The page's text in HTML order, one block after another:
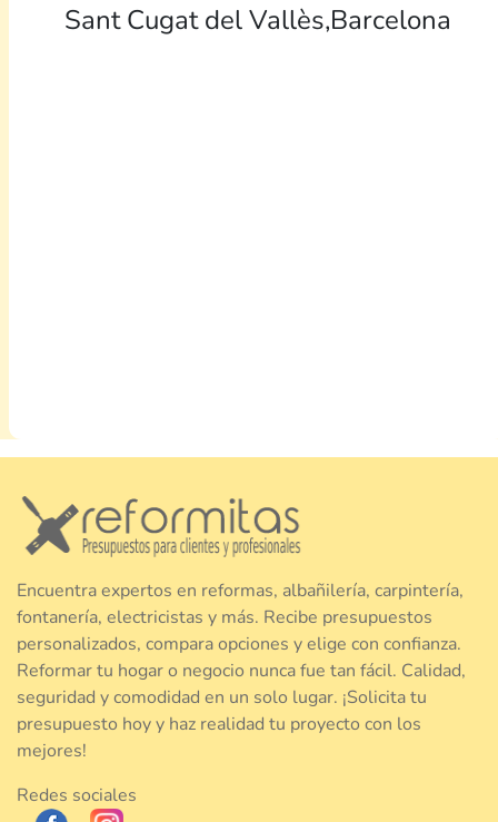
Sant Cugat del Vallès,Barcelona
Encuentra expertos en reformas, albañilería, carpintería,
fontanería, electricistas y más. Recibe presupuestos
personalizados, compara opciones y elige con confianza.
Reformar tu hogar o negocio nunca fue tan fácil. Calidad,
seguridad y comodidad en un solo lugar. ¡Solicita tu
presupuesto hoy y haz realidad tu proyecto con los
mejores!
Redes sociales